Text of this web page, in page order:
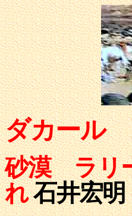
ダカール
砂漠 ラリ
れ石井宏明